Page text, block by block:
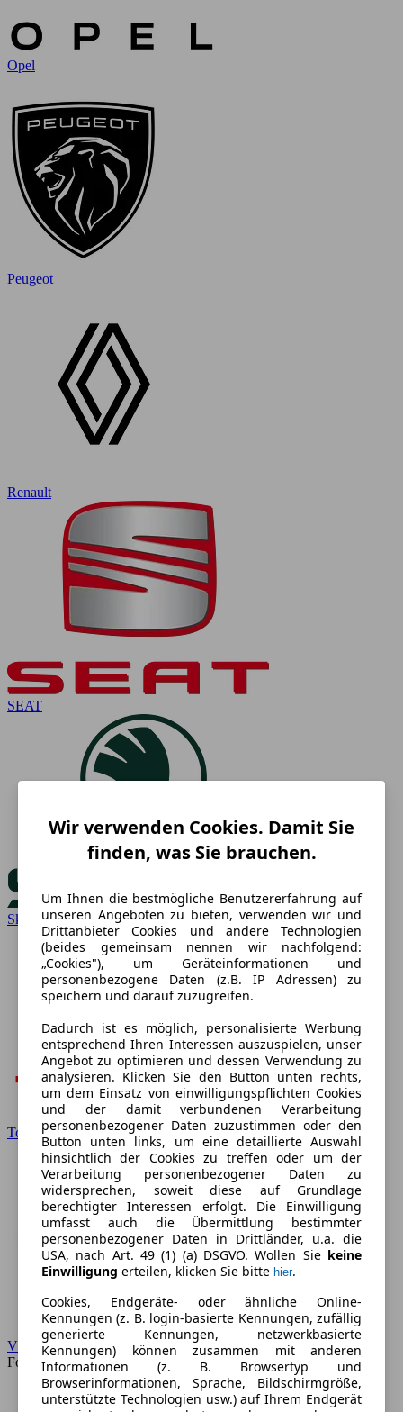
Opel
Peugeot
Renault
SEAT
Skoda
Toyota
VW
Forum
Wir verwenden Cookies. Damit Sie
finden, was Sie brauchen.
Um Ihnen die bestmögliche Benutzererfahrung auf
unseren Angeboten zu bieten, verwenden wir und
Drittanbieter Cookies und andere Technologien
(beides gemeinsam nennen wir nachfolgend:
„Cookies"), um Geräteinformationen und
personenbezogene Daten (z.B. IP Adressen) zu
speichern und darauf zuzugreifen.
Dadurch ist es möglich, personalisierte Werbung
entsprechend Ihren Interessen auszuspielen, unser
Angebot zu optimieren und dessen Verwendung zu
analysieren. Klicken Sie den Button unten rechts,
um dem Einsatz von einwilligungspflichten Cookies
und der damit verbundenen Verarbeitung
personenbezogener Daten zuzustimmen oder den
Button unten links, um eine detaillierte Auswahl
hinsichtlich der Cookies zu treffen oder um der
Verarbeitung personenbezogener Daten zu
widersprechen, soweit diese auf Grundlage
berechtigter Interessen erfolgt. Die Einwilligung
umfasst auch die Übermittlung bestimmter
personenbezogener Daten in Drittländer, u.a. die
USA, nach Art. 49 (1) (a) DSGVO. Wollen Sie keine
Einwilligung erteilen, klicken Sie bitte hier.
Cookies, Endgeräte- oder ähnliche Online-
Kennungen (z. B. login-basierte Kennungen, zufällig
generierte Kennungen, netzwerkbasierte
Kennungen) können zusammen mit anderen
Informationen (z. B. Browsertyp und
Browserinformationen, Sprache, Bildschirmgröße,
unterstützte Technologien usw.) auf Ihrem Endgerät